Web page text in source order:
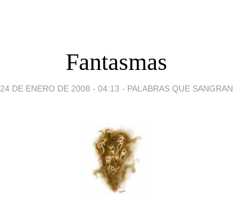
Fantasmas
24 DE ENERO DE 2008 - 04:13 - PALABRAS QUE SANGRAN